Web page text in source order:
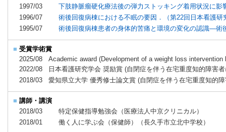
1997/03
下肢静脈瘤硬化療法後の弾力ストッキング着用状況に
1996/07
術後回復病棟における不眠の要因．（第22回日本看護研
1995/07
術後回復病棟患者の身体的苦痛と環境の変化の認識―
■ 受賞学術賞
2025/08
Academic award (Development of a weight loss
2022/08
日本看護研究学会 奨励賞 (自閉症を伴う在宅重度知的障害
2018/03
愛知県立大学 優秀修士論文賞 (自閉症を伴う在宅重度知的
■ 講師・講演
2018/03
特定保健指導勉強会（医療法人中京クリニカル）
2018/01
働く人に学ぶ会（保健師）（長久手市立北中学校）